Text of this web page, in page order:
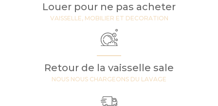
Louer pour ne pas acheter
VAISSELLE, MOBILIER ET DECORATION
Retour de la vaisselle sale
NOUS NOUS CHARGEONS DU LAVAGE